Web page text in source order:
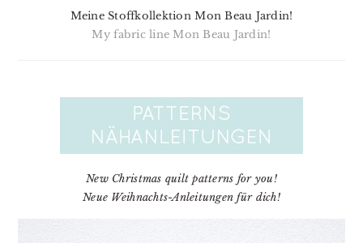
Meine Stoffkollektion Mon Beau Jardin!
My fabric line Mon Beau Jardin!
New Christmas quilt patterns for you!
Neue Weihnachts-Anleitungen für dich!